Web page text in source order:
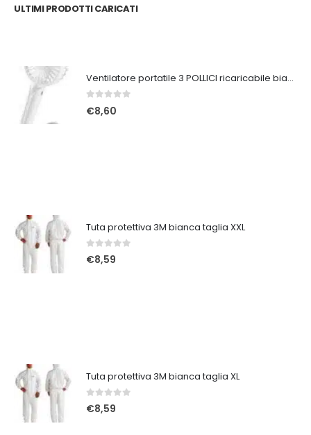
ULTIMI PRODOTTI CARICATI
Ventilatore portatile 3 POLLICI ricaricabile bianco
Su 5
€8,60
Tuta protettiva 3M bianca taglia XXL
0Su 5
€8,59
Tuta protettiva 3M bianca taglia XL
0Su 5
€8,59